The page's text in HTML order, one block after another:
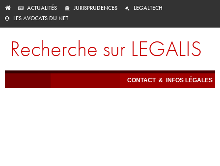
ACTUALITÉS JURISPRUDENCES
LEGALTECH
LES AVOCATS DU NET
Recherche sur LEGALIS
CONTACT & INFOS LÉGALES